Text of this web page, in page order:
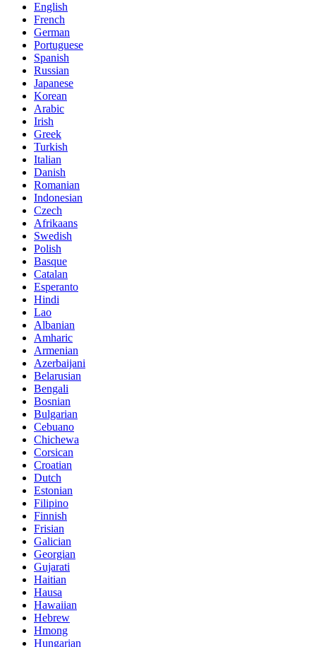
English
French
German
Portuguese
Spanish
Russian
Japanese
Korean
Arabic
Irish
Greek
Turkish
Italian
Danish
Romanian
Indonesian
Czech
Afrikaans
Swedish
Polish
Basque
Catalan
Esperanto
Hindi
Lao
Albanian
Amharic
Armenian
Azerbaijani
Belarusian
Bengali
Bosnian
Bulgarian
Cebuano
Chichewa
Corsican
Croatian
Dutch
Estonian
Filipino
Finnish
Frisian
Galician
Georgian
Gujarati
Haitian
Hausa
Hawaiian
Hebrew
Hmong
Hungarian